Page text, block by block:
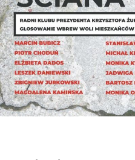
t
r
z
a
j
e
s
t